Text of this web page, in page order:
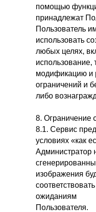
помощью
принадлежат
Пользователь
использовать
любых целях,
использование,
модификацию и
ограничений и
либо
8. Ограничение
8.1. Сервис
условиях «как
Администратор
изображения
ожиданиям
Пользователя.